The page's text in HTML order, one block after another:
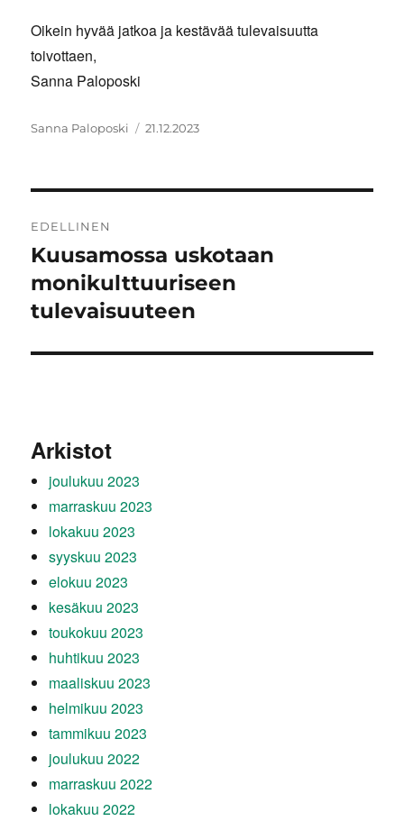
Oikein hyvää jatkoa ja kestävää tulevaisuutta
toivottaen,
Sanna Paloposki
Kirjoittaja
Sanna Paloposki Julkaistu
21.12.2023
selaus
EDELLINEN
Edellinen
artikkeli:
Kuusamossa uskotaan
monikulttuuriseen
tulevaisuuteen
Arkistot
joulukuu 2023
marraskuu 2023
lokakuu 2023
syyskuu 2023
elokuu 2023
kesäkuu 2023
toukokuu 2023
huhtikuu 2023
maaliskuu 2023
helmikuu 2023
tammikuu 2023
joulukuu 2022
marraskuu 2022
lokakuu 2022